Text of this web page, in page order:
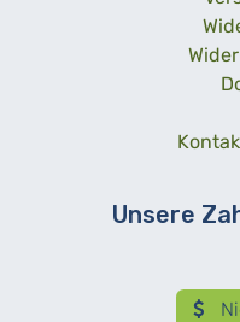
Unsere